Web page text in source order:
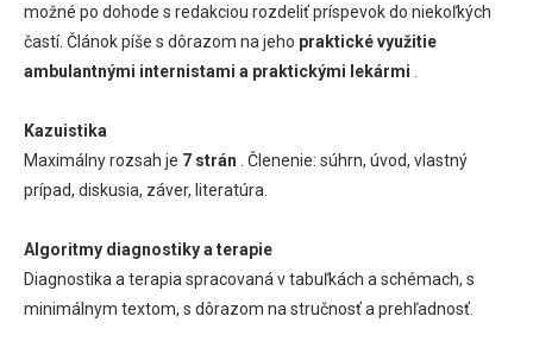
možné po dohode s redakciou rozdeliť príspevok do niekoľkých
častí. Článok píše s dôrazom na jeho praktické využitie
ambulantnými internistami a praktickými lekármi
Kazuistika
Maximálny rozsah je 7 strán . Členenie: súhrn, úvod, vlastný
prípad, diskusia, záver, literatúra.
Algoritmy diagnostiky a terapie
Diagnostika a terapia spracovaná v tabuľkách a schémach, s
minimálnym textom, s dôrazom na stručnosť a prehľadnosť.